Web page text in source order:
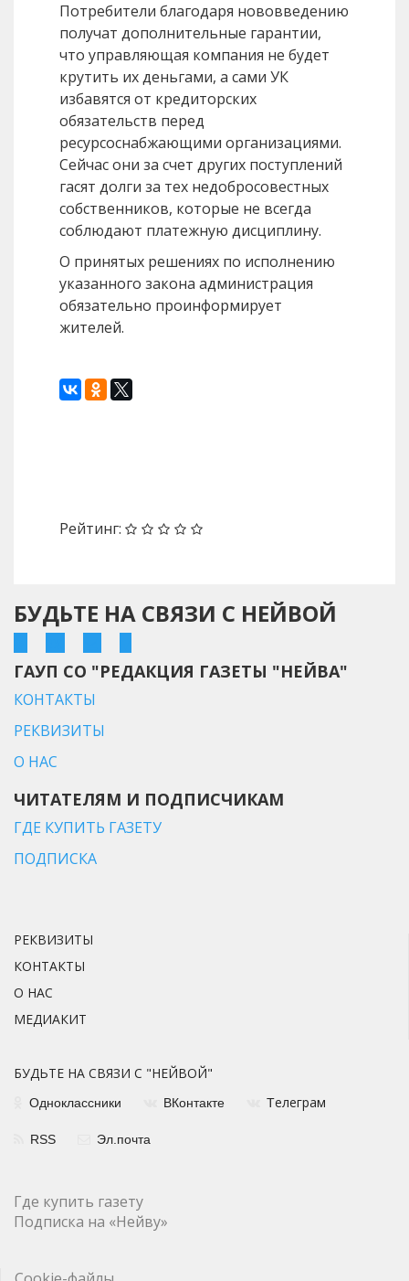
Потребители благодаря нововведению
получат дополнительные гарантии,
что управляющая компания не будет
крутить их деньгами, а сами УК
избавятся от кредиторских
обязательств перед
ресурсоснабжающими организациями.
Сейчас они за счет других поступлений
гасят долги за тех недобросовестных
собственников, которые не всегда
соблюдают платежную дисциплину.
О принятых решениях по исполнению
указанного закона администрация
обязательно проинформирует
жителей.
Рейтинг:
БУДЬТЕ НА СВЯЗИ С НЕЙВОЙ
ГАУП СО "РЕДАКЦИЯ ГАЗЕТЫ "НЕЙВА"
КОНТАКТЫ
РЕКВИЗИТЫ
О НАС
ЧИТАТЕЛЯМ И ПОДПИСЧИКАМ
ГДЕ КУПИТЬ ГАЗЕТУ
ПОДПИСКА
РЕКВИЗИТЫ
КОНТАКТЫ
О НАС
МЕДИАКИТ
БУДЬТЕ НА СВЯЗИ С "НЕЙВОЙ"
Одноклассники ВКонтакте Телеграм
RSS Эл.почта
Где купить газету
Подписка на «Нейву»